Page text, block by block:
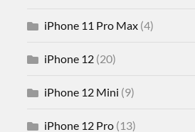
iPhone 11 Pro Max (4)
iPhone 12 (20)
iPhone 12 Mini (9)
iPhone 12 Pro (13)